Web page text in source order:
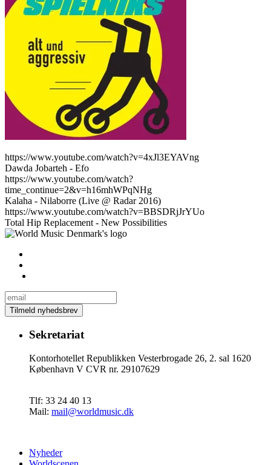
https://www.youtube.com/watch?v=4xJl3EYAVng
Dawda Jobarteh - Efo
https://www.youtube.com/watch?
time_continue=2&v=h16mhWPqNHg
Kalaha - Nilaborre (Live @ Radar 2016)
https://www.youtube.com/watch?v=BBSDRjJrYUo
Total Hip Replacement - New Possibilities
Sekretariat
Kontorhotellet Republikken Vesterbrogade 26, 2. sal 1620
København V CVR nr. 29107629
Tlf: 33 24 40 13
Mail: mail@worldmusic.dk
Nyheder